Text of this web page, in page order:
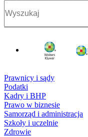
Prawnicy i sądy
Podatki
Kadry i BHP
Prawo w biznesie
Samorząd i administracja
Szkoły i uczelnie
Zdrowie